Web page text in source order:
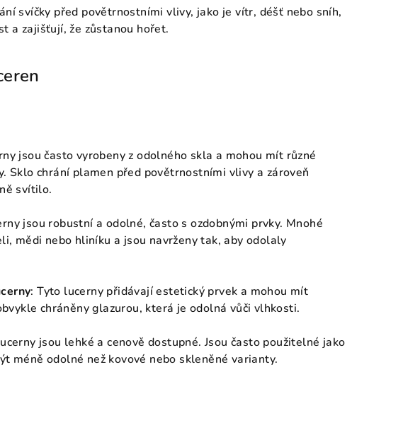
svíčky před povětrnostními vlivy, jako je vítr, déšť nebo sníh,
a zajišťují, že zůstanou hořet.
jsou často vyrobeny z odolného skla a mohou mít různé
Sklo chrání plamen před povětrnostními vlivy a zároveň
svítilo.
jsou robustní a odolné, často s ozdobnými prvky. Mnohé
mědi nebo hliníku a jsou navrženy tak, aby odolaly
: Tyto lucerny přidávají estetický prvek a mohou mít
chráněny glazurou, která je odolná vůči vlhkosti.
jsou lehké a cenově dostupné. Jsou často použitelné jako
méně odolné než kovové nebo skleněné varianty.